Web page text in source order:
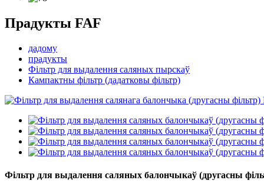
Прадукты FAF
дадому
прадукты
Фільтр для выдалення саляных пырскаў
Кампактны фільтр (дадатковы фільтр)
Фільтр для выдалення саляных балончыкаў (другасны